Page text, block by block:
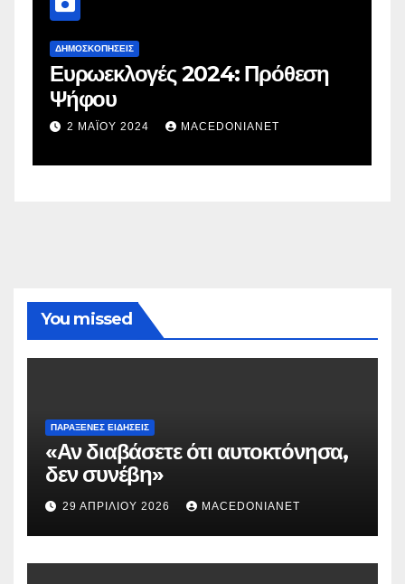
ΔΗΜΟΣΚΟΠΉΣΕΙΣ
Ευρωεκλογές 2024: Πρόθεση
Ψήφου
2 ΜΑΪ́ΟΥ 2024 MACEDONIANET
You missed
ΠΑΡΆΞΕΝΕΣ ΕΙΔΉΣΕΙΣ
«Αν διαβάσετε ότι αυτοκτόνησα,
δεν συνέβη»
29 ΑΠΡΙΛΊΟΥ 2026 MACEDONIANET